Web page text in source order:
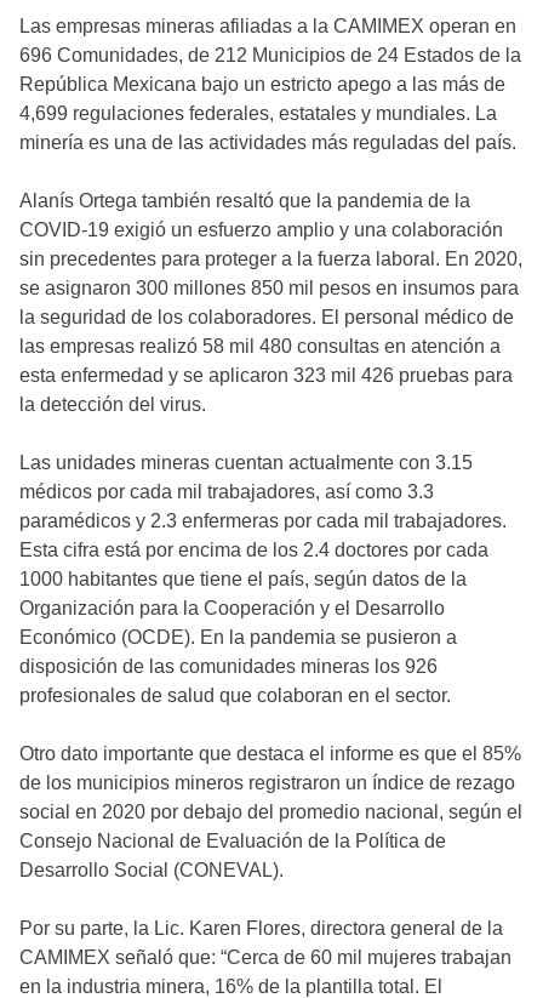
Las empresas mineras afiliadas a la CAMIMEX operan en
696 Comunidades, de 212 Municipios de 24 Estados de la
República Mexicana bajo un estricto apego a las más de
4,699 regulaciones federales, estatales y mundiales. La
minería es una de las actividades más reguladas del país.
Alanís Ortega también resaltó que la pandemia de la
COVID-19 exigió un esfuerzo amplio y una colaboración
sin precedentes para proteger a la fuerza laboral. En 2020,
se asignaron 300 millones 850 mil pesos en insumos para
la seguridad de los colaboradores. El personal médico de
las empresas realizó 58 mil 480 consultas en atención a
esta enfermedad y se aplicaron 323 mil 426 pruebas para
la detección del virus.
Las unidades mineras cuentan actualmente con 3.15
médicos por cada mil trabajadores, así como 3.3
paramédicos y 2.3 enfermeras por cada mil trabajadores.
Esta cifra está por encima de los 2.4 doctores por cada
1000 habitantes que tiene el país, según datos de la
Organización para la Cooperación y el Desarrollo
Económico (OCDE). En la pandemia se pusieron a
disposición de las comunidades mineras los 926
profesionales de salud que colaboran en el sector.
Otro dato importante que destaca el informe es que el 85%
de los municipios mineros registraron un índice de rezago
social en 2020 por debajo del promedio nacional, según el
Consejo Nacional de Evaluación de la Política de
Desarrollo Social (CONEVAL).
Por su parte, la Lic. Karen Flores, directora general de la
CAMIMEX señaló que: “Cerca de 60 mil mujeres trabajan
en la industria minera, 16% de la plantilla total. El